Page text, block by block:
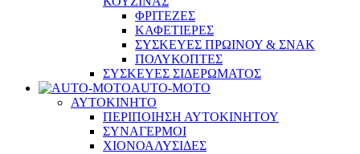
ΦΡΙΤΕΖΕΣ
ΚΑΦΕΤΙΕΡΕΣ
ΣΥΣΚΕΥΕΣ ΠΡΩΙΝΟΥ & ΣΝΑΚ
ΠΟΛΥΚΟΠΤΕΣ
ΣΥΣΚΕΥΕΣ ΣΙΔΕΡΩΜΑΤΟΣ
AUTO-MOTO
ΑΥΤΟΚΙΝΗΤΟ
ΠΕΡΙΠΟΙΗΣΗ ΑΥΤΟΚΙΝΗΤΟΥ
ΣΥΝΑΓΕΡΜΟΙ
ΧΙΟΝΟΑΛΥΣΙΔΕΣ